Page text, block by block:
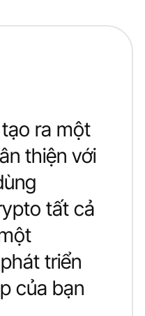
ra một
thiện với
tất cả
triển
của bạn